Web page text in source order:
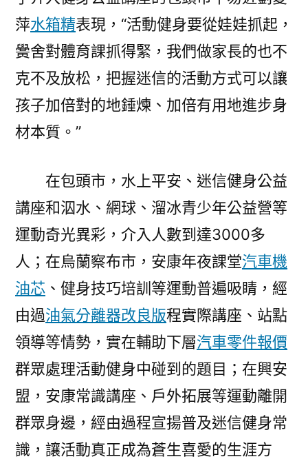
萍水箱精表現，“活動健身要從娃娃抓起，
黌舍對體育課抓得緊，我們做家長的也不
克不及放松，把握迷信的活動方式可以讓
孩子加倍對的地錘煉、加倍有用地進步身
材本質。”
在包頭市，水上平安、迷信健身公益
講座和泅水、網球、溜冰青少年公益營等
運動奇光異彩，介入人數到達3000多
人；在烏蘭察布市，安康年夜課堂汽車機
油芯 、健身技巧培訓等運動普遍吸睛，經
由過油氣分離器改良版程實際講座、站點
領導等情勢，實在輔助下層汽車零件報價
群眾處理活動健身中碰到的題目；在興安
盟，安康常識講座、戶外拓展等運動離開
群眾身邊，經由過程宣揚普及迷信健身常
識，讓活動真正成為蒼生喜愛的生涯方